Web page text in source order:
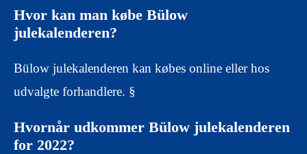
Hvor kan man købe Bülow
julekalenderen?
Bülow julekalenderen kan købes online eller hos
udvalgte forhandlere. §
Hvornår udkommer Bülow julekalenderen
for 2022?